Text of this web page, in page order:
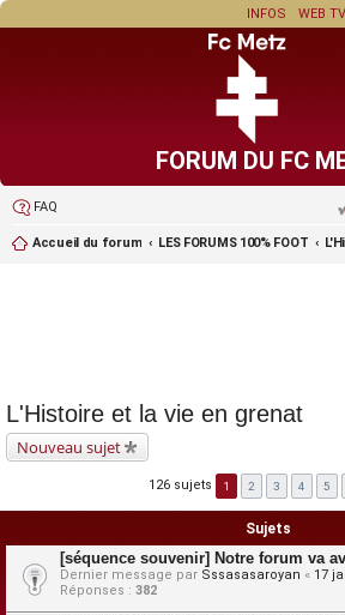
WEB TV
INFOS
FORUM DU FC
FAQ
Accueil du forum LES FORUMS 100% FOOT
L'Histoire et la vie en grenat
Nouveau sujet
126 sujets 1 2 3 4 5
Sujets
[séquence souvenir] Notre forum va
Dernier message par Sssasasaroyan « 17
Réponses : 382